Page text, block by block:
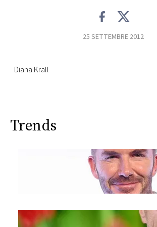
25 SETTEMBRE 2012
Diana Krall
Trends